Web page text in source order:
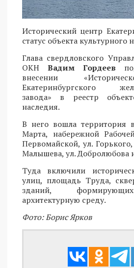
Исторический центр
статус объекта культурного
Глава свердловского
ОКН Вадим Гордеев
внесении
Екатеринбургского
завода» в реестр
наследия.
В него вошла территория
Марта, набережной
Первомайской, ул.
Малышева, ул. Добролюбова
Туда включили
улиц, площадь Труда,
зданий,
архитектурную среду.
Фото: Борис Ярков